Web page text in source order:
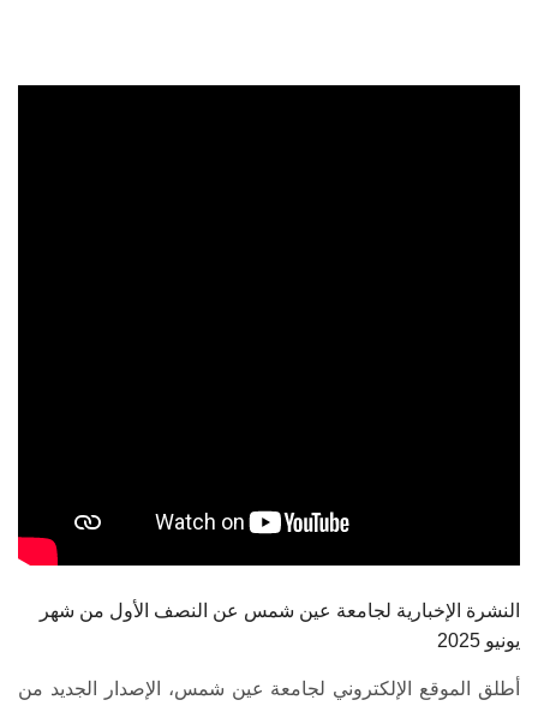
سجل الان
النشرة الإخبارية لجامعة عين شمس عن النصف الأول من شهر
يونيو 2025
أطلق الموقع الإلكتروني لجامعة عين شمس، الإصدار الجديد من